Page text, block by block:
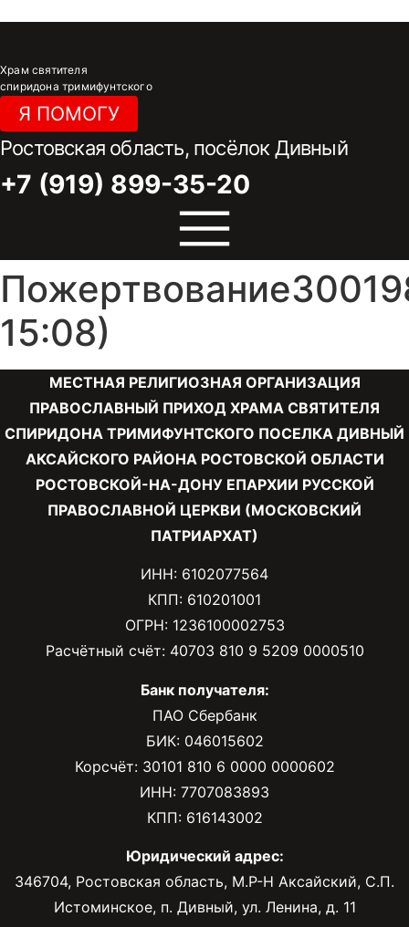
Храм святителя
спиридона тримифунтского
Я ПОМОГУ
Ростовская область, посёлок Дивный
+7 (919) 899-35-20
15:08)
МЕСТНАЯ РЕЛИГИОЗНАЯ ОРГАНИЗАЦИЯ
ПРАВОСЛАВНЫЙ ПРИХОД ХРАМА СВЯТИТЕЛЯ
СПИРИДОНА ТРИМИФУНТСКОГО ПОСЕЛКА ДИВНЫЙ
АКСАЙСКОГО РАЙОНА РОСТОВСКОЙ ОБЛАСТИ
РОСТОВСКОЙ-НА-ДОНУ ЕПАРХИИ РУССКОЙ
ПРАВОСЛАВНОЙ ЦЕРКВИ (МОСКОВСКИЙ
ПАТРИАРХАТ)
ИНН: 6102077564
КПП: 610201001
ОГРН: 1236100002753
Расчётный счёт: 40703 810 9 5209 0000510
Банк получателя:
ПАО Сбербанк
БИК: 046015602
Корсчёт: 30101 810 6 0000 0000602
ИНН: 7707083893
КПП: 616143002
Юридический адрес:
346704, Ростовская область, М.Р-Н Аксайский, С.П.
Истоминское, п. Дивный, ул. Ленина, д. 11